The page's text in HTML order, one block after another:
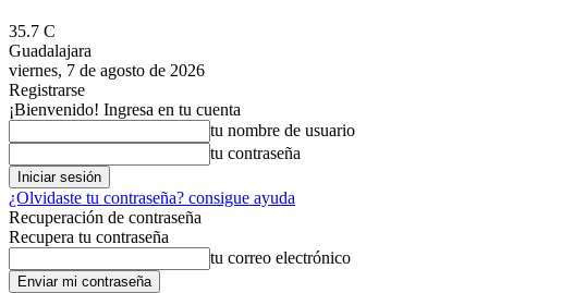
35.7 C
Guadalajara
viernes, 7 de agosto de 2026
Registrarse
¡Bienvenido! Ingresa en tu cuenta
tu nombre de usuario
tu contraseña
¿Olvidaste tu contraseña? consigue ayuda
Recuperación de contraseña
Recupera tu contraseña
tu correo electrónico